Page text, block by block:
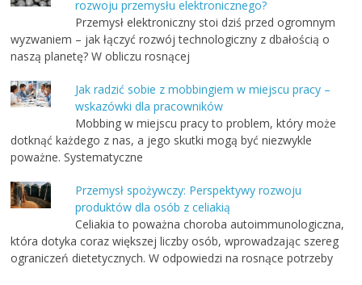
rozwoju przemysłu elektronicznego?
Przemysł elektroniczny stoi dziś przed ogromnym
wyzwaniem – jak łączyć rozwój technologiczny z dbałością o
naszą planetę? W obliczu rosnącej
Jak radzić sobie z mobbingiem w miejscu pracy –
wskazówki dla pracowników
Mobbing w miejscu pracy to problem, który może
dotknąć każdego z nas, a jego skutki mogą być niezwykle
poważne. Systematyczne
Przemysł spożywczy: Perspektywy rozwoju
produktów dla osób z celiakią
Celiakia to poważna choroba autoimmunologiczna,
która dotyka coraz większej liczby osób, wprowadzając szereg
ograniczeń dietetycznych. W odpowiedzi na rosnące potrzeby